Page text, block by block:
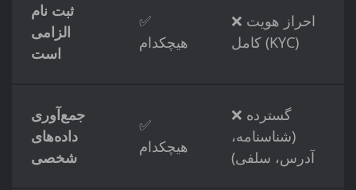
ثبت نام
الزامی
است
✅
هیچکدام
❌ احراز هویت
کامل (KYC)
جمع‌آوری
داده‌های
شخصی
✅
هیچکدام
❌ گسترده
(شناسنامه،
آدرس، سلفی)